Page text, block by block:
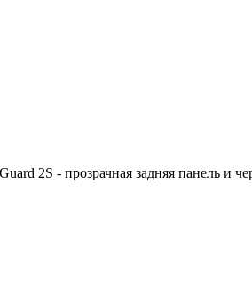
2S - прозрачная задняя панель и